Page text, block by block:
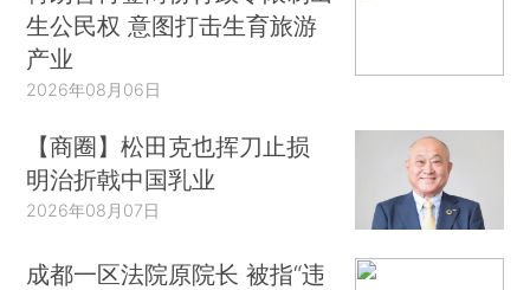
生公民权 意图打击生育旅游
产业
2026年08月06日
【商圈】松田克也挥刀止损
明治折戟中国乳业
2026年08月07日
成都一区法院原院长 被指“违